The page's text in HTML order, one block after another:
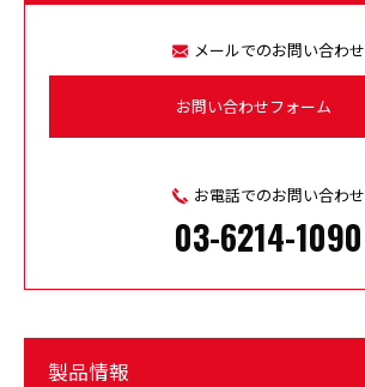
メールでのお問い合わせ
お問い合わせフォーム
お電話でのお問い合わせ
03-6214-1090
製品情報